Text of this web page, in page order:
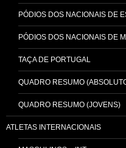
PÓDIOS DOS NACIONAIS DE
PÓDIOS DOS NACIONAIS DE
TAÇA DE PORTUGAL
QUADRO RESUMO
QUADRO RESUMO (JOVENS)
ATLETAS INTERNACIONAIS